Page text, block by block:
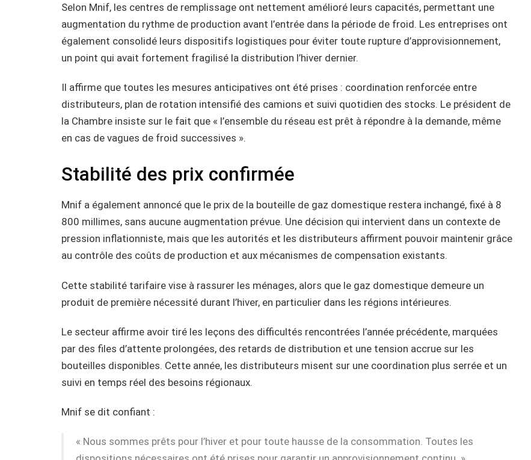
Selon Mnif, les centres de remplissage ont nettement amélioré leurs capacités, permettant une
augmentation du rythme de production avant l’entrée dans la période de froid. Les entreprises ont
également consolidé leurs dispositifs logistiques pour éviter toute rupture d’approvisionnement,
un point qui avait fortement fragilisé la distribution l’hiver dernier.
Il affirme que toutes les mesures anticipatives ont été prises : coordination renforcée entre
distributeurs, plan de rotation intensifié des camions et suivi quotidien des stocks. Le président de
la Chambre insiste sur le fait que « l’ensemble du réseau est prêt à répondre à la demande, même
en cas de vagues de froid successives ».
Stabilité des prix confirmée
Mnif a également annoncé que le prix de la bouteille de gaz domestique restera inchangé, fixé à 8
800 millimes, sans aucune augmentation prévue. Une décision qui intervient dans un contexte de
pression inflationniste, mais que les autorités et les distributeurs affirment pouvoir maintenir grâce
au contrôle des coûts de production et aux mécanismes de compensation existants.
Cette stabilité tarifaire vise à rassurer les ménages, alors que le gaz domestique demeure un
produit de première nécessité durant l’hiver, en particulier dans les régions intérieures.
Le secteur affirme avoir tiré les leçons des difficultés rencontrées l’année précédente, marquées
par des files d’attente prolongées, des retards de distribution et une tension accrue sur les
bouteilles disponibles. Cette année, les distributeurs misent sur une coordination plus serrée et un
suivi en temps réel des besoins régionaux.
Mnif se dit confiant :
« Nous sommes prêts pour l’hiver et pour toute hausse de la consommation. Toutes les